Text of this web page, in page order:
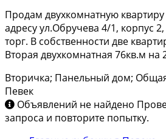
Продам двухкомнатную
адресу ул.Обручева 4/1, корпус
торг. В собственности две
Вторая двухкомнатная 76кв.м на
Вторичка; Панельный дом;
Певек
Объявлений не найдено
запроса и повторите попытку.